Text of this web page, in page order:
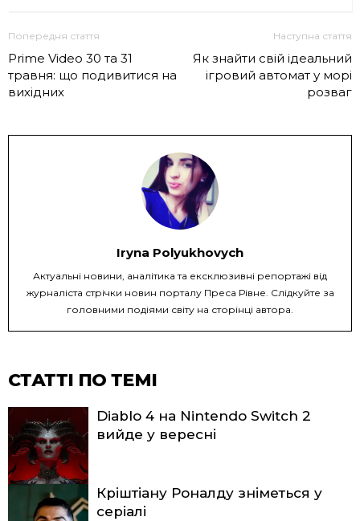
Попередня стаття
Prime Video 30 та 31
травня: що подивитися на
вихідних
Наступна стаття
Як знайти свій ідеальний
ігровий автомат у морі
розваг
Iryna Polyukhovych
Актуальні новини, аналітика та ексклюзивні репортажі від
журналіста стрічки новин порталу Преса Рівне. Слідкуйте за
головними подіями світу на сторінці автора.
СТАТТІ ПО ТЕМІ
Diablo 4 на Nintendo Switch 2
вийде у вересні
Кріштіану Роналду зніметься у
серіалі